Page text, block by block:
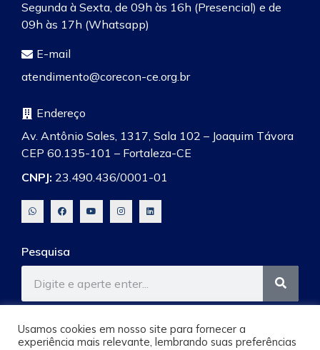
Segunda à Sexta, de 09h às 16h (Presencial) e de
09h às 17h (Whatsapp)
E-mail
atendimento@corecon-ce.org.br
Endereço
Av. Antônio Sales, 1317, Sala 102 – Joaquim Távora
CEP 60.135-101 – Fortaleza-CE
CNPJ: 23.490.436/0001-01
Pesquisa
Usamos cookies em nosso site para fornecer a
experiência mais relevante, lembrando suas preferências